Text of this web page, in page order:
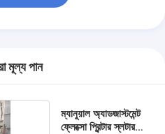
মূল্য পান
ম্যানুয়াল অ্যাডজাস্টমেন্ট
ফ্লেক্সো প্রিন্টার স্লটার